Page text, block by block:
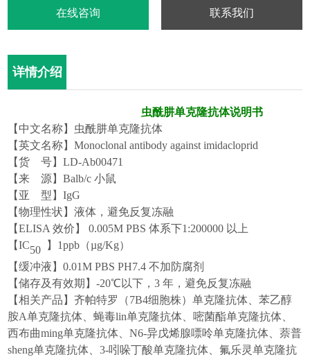
在线咨询 联系我们
详情介绍
虫酰肼单克隆抗体说明书
【中文名称】 虫酰肼单克隆抗体
【英文名称】Monoclonal antibody against imidacloprid
【货
号】LD-Ab00471
【来
源】Balb/c 小鼠
【亚
型】IgG
【物理性状】液体，避免反复冻融
【ELISA 效价】 0.005M PBS 体系下1:200000 以上
【IC50 】 1ppb（µg/Kg）
【缓冲液】0.01M PBS PH7.4 不加防腐剂
【储存及有效期】-20℃以下，3 年，避免反复冻融
【相关产品】齐帕特罗（7B4细胞株）单克隆抗体 、苯乙醇
胺A单克隆抗体 、蝇毒lin单克隆抗体 嘧菌酯单克隆抗体
西布曲ming单克隆抗体 、N6-异戊烯腺嘌呤单克隆抗体 、萘普
sheng单克隆抗体 、3-吲哚丁酸单克隆抗体、氟乐灵单克隆抗